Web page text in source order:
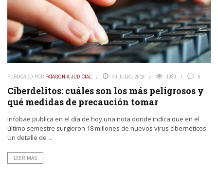
PUBLICADO POR PATAGONIA JUDICIAL 30 JULIO, 2016 1030 0
Ciberdelitos: cuáles son los más peligrosos y
qué medidas de precaución tomar
Infobae publica en el día de hoy una nota donde indica que en el
último semestre surgieron 18 millones de nuevos virus cibernéticos.
Un detalle de ...
LEER MAS